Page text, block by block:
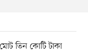
তিন কোটি টাকা